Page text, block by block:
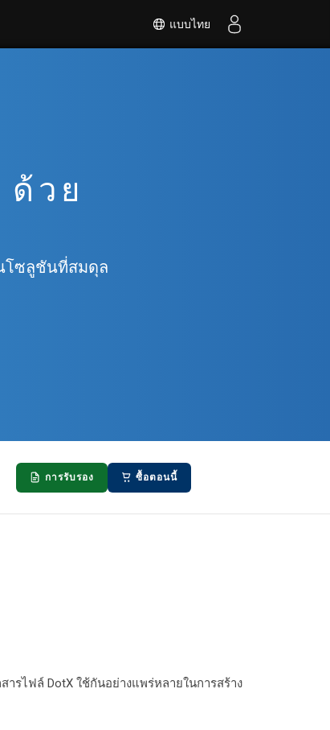
แบบไทย
ด้วย
โซลูชันที่สมดุล
การรับรอง ซื้อตอนนี้
รไฟล์ DotX ใช้กันอย่างแพร่หลายในการสร้าง